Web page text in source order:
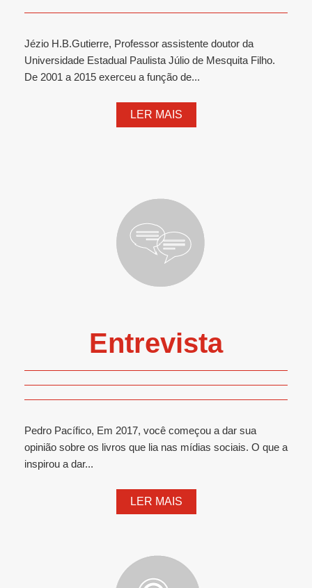
Jézio H.B.Gutierre, Professor assistente doutor da
Universidade Estadual Paulista Júlio de Mesquita Filho.
De 2001 a 2015 exerceu a função de...
LER MAIS
Entrevista
Pedro Pacífico, Em 2017, você começou a dar sua
opinião sobre os livros que lia nas mídias sociais. O que a
inspirou a dar...
LER MAIS